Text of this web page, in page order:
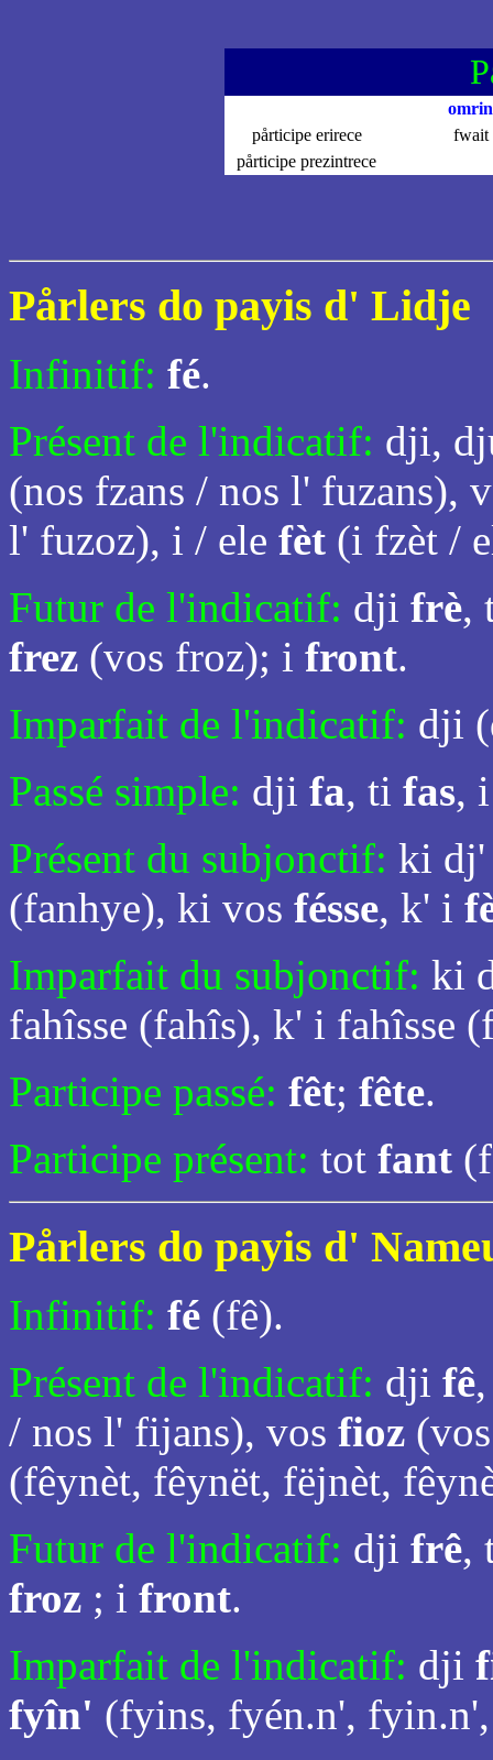
omrin
pårticipe erirece
fwait
pårticipe prezintrece
Pårlers do payis d' Lidje
Infinitif: fé.
Présent de l'indicatif: dji,
(nos fzans / nos l' fuzans),
l' fuzoz), i / ele fèt (i fzèt /
Futur de l'indicatif: dji frè,
frez (vos froz); i front.
Imparfait de l'indicatif: dji
Passé simple: dji fa, ti fas,
Présent du subjonctif: ki
(fanhye), ki vos fésse, k' i
Imparfait du subjonctif: ki
fahîsse (fahîs), k' i fahîsse
Participe passé: fêt; fête.
Participe présent: tot fant
Pårlers do payis d'
Infinitif: fé (fê).
Présent de l'indicatif: dji fê
/ nos l' fijans), vos fioz
(fêynèt, fêynët, fëjnèt,
Futur de l'indicatif: dji frê,
froz ; i front.
Imparfait de l'indicatif: dji
fyîn' (fyins, fyén.n',